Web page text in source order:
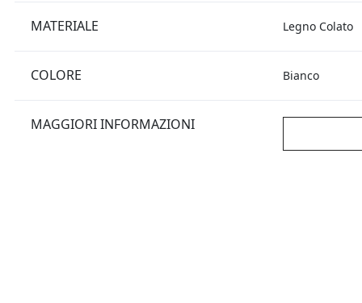
MATERIALE Legno Colato
COLORE Bianco
MAGGIORI INFORMAZIONI